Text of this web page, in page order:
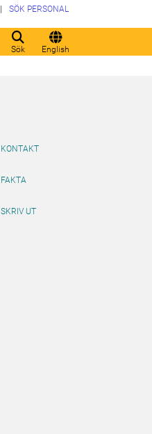
Sök English
SÖK PERSONAL
KONTAKT
FAKTA
SKRIV UT